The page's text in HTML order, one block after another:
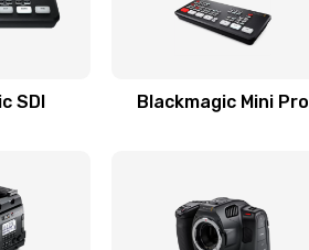
SDI Blackmagic Mini Pro